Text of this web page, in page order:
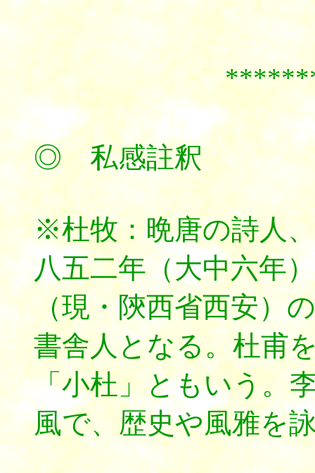
◎ 私感註釈
※杜牧：晩唐の詩人
八五二年（大中六年
（現・陝西省西安）
書舎人となる。杜甫
「小杜」ともいう。
風で、歴史や風雅を